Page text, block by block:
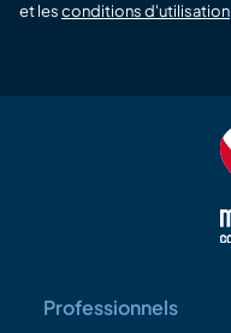
et lesconditions d'utilisation
Professionnels